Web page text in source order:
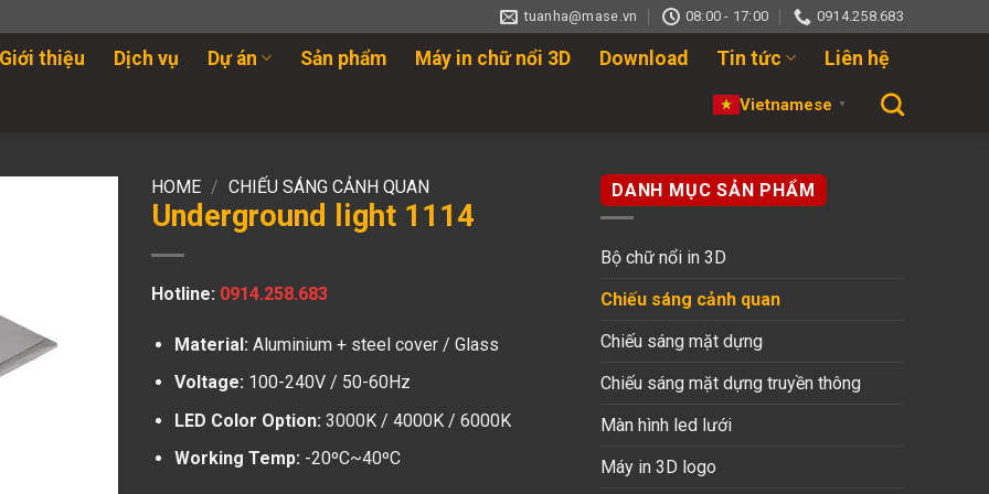
tuanha@mase.vn 08:00 - 17:00 0914.258.683
Giới thiệu Dịch vụ Dự án Sản phẩm Máy in chữ nổi 3D Download Tin tức Liên hệ
Vietnamese ▼
HOME / CHIẾU SÁNG CẢNH QUAN
Underground light 1114
Hotline: 0914.258.683
Material:Aluminium + steel cover / Glass
Voltage: 100-240V / 50-60Hz
LED Color Option:3000K / 4000K / 6000K
Working Temp: -20ºC~40ºC
DANH MỤC SẢN PHẨM
Bộ chữ nổi in 3D
Chiếu sáng cảnh quan
Chiếu sáng mặt dựng
Chiếu sáng mặt dựng truyền thông
Màn hình led lưới
Máy in 3D logo